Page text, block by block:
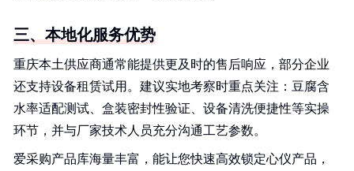
三、本地化服务优势
重庆本土供应商通常能提供更及时的售后响应，部分企业
还支持设备租赁试用。建议实地考察时重点关注：豆腐含
水率适配测试、盒装密封性验证、设备清洗便捷性等实操
环节，并与厂家技术人员充分沟通工艺参数。
爱采购产品库海量丰富，能让您快速高效锁定心仪产品，